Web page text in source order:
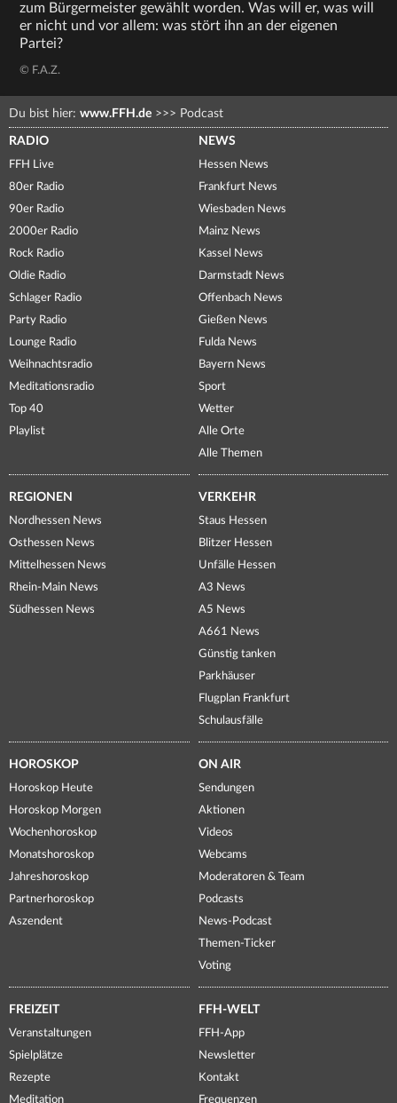
zum Bürgermeister gewählt worden. Was will er, was will
er nicht und vor allem: was stört ihn an der eigenen
Partei?
© F.A.Z.
Du bist hier: www.FFH.de >>> Podcast
RADIO
FFH Live
80er Radio
90er Radio
2000er Radio
Rock Radio
Oldie Radio
Schlager Radio
Party Radio
Lounge Radio
Weihnachtsradio
Meditationsradio
Top 40
Playlist
NEWS
Hessen News
Frankfurt News
Wiesbaden News
Mainz News
Kassel News
Darmstadt News
Offenbach News
Gießen News
Fulda News
Bayern News
Sport
Wetter
Alle Orte
Alle Themen
REGIONEN
Nordhessen News
Osthessen News
Mittelhessen News
Rhein-Main News
Südhessen News
VERKEHR
Staus Hessen
Blitzer Hessen
Unfälle Hessen
A3 News
A5 News
A661 News
Günstig tanken
Parkhäuser
Flugplan Frankfurt
Schulausfälle
HOROSKOP
Horoskop Heute
Horoskop Morgen
Wochenhoroskop
Monatshoroskop
Jahreshoroskop
Partnerhoroskop
Aszendent
ON AIR
Sendungen
Aktionen
Videos
Webcams
Moderatoren & Team
Podcasts
News-Podcast
Themen-Ticker
Voting
FREIZEIT
Veranstaltungen
Spielplätze
Rezepte
Meditation
FFH-WELT
FFH-App
Newsletter
Kontakt
Frequenzen